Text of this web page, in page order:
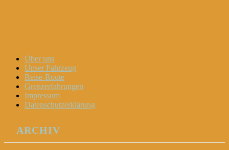
Menu
Widgets
Search
Skip
content
Über uns
Unser Fahrzeug
Reise-Route
Grenzerfahrungen
Impressum
Datenschutzerklärung
ARCHIV